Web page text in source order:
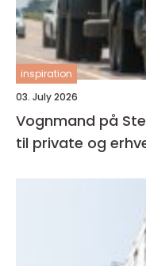
inspiration
03. July 2026
Vognmand på
til private og